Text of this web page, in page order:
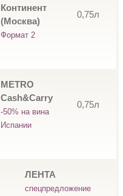
Континент
(Москва)
Формат 2
0,75л
METRO
Cash&Carry
-50% на вина
Испании
0,75л
ЛЕНТА
спецпредложение